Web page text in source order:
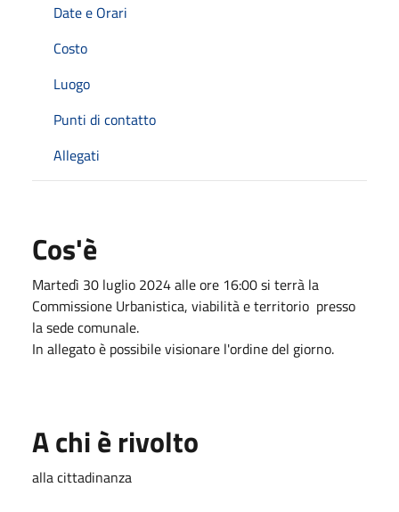
Date e Orari
Costo
Luogo
Punti di contatto
Allegati
Cos'è
Martedì 30 luglio 2024 alle ore 16:00 si terrà la
Commissione Urbanistica, viabilità e territorio presso
la sede comunale.
In allegato è possibile visionare l'ordine del giorno.
A chi è rivolto
alla cittadinanza